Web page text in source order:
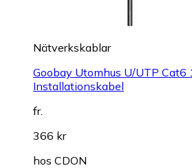
Nätverkskablar
Goobay Utomhus U/UTP Cat6
Installationskabel
fr.
366 kr
hos CDON